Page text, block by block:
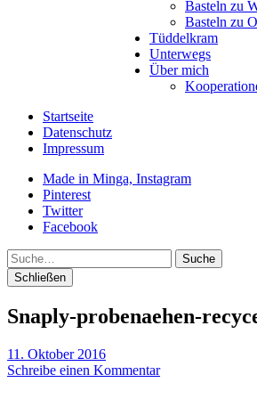
Basteln zu
Basteln zu
Tüddelkram
Unterwegs
Über mich
Startseite
Datenschutz
Impressum
Made in Minga, Instagram
Pinterest
Twitter
Facebook
Suche
Schließen
Snaply-probenaehen-
11. Oktober 2016
Schreibe einen Kommentar